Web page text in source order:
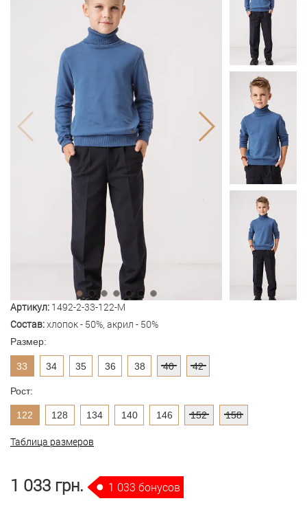
Артикул: 1492-2-33-122-M
Состав:хлопок - 50%, акрил - 50%
Размер:
33 34 35 36 38 40 42
Рост:
122 128 134 140 146 152 158
Таблица размеров
1 033 грн. 1 033 бонусов